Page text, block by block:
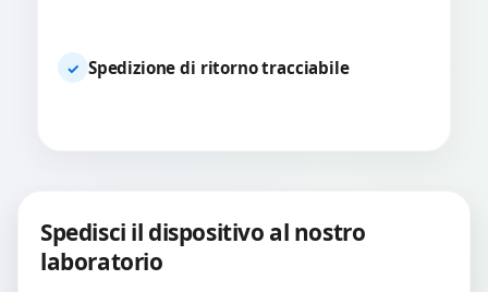
✓ Spedizione di ritorno tracciabile
Spedisci il dispositivo al nostro
laboratorio